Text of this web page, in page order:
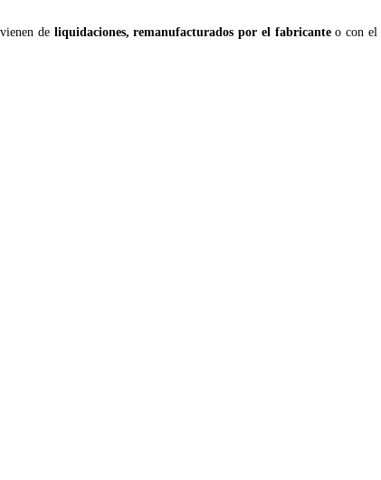
de liquidaciones, remanufacturados por el fabricanteo con el